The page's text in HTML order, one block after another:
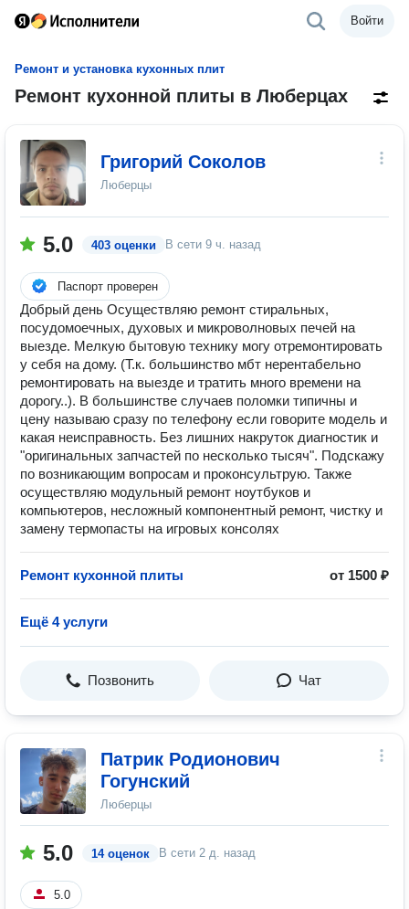
Войти
Ремонт и установка кухонных плит
Ремонт кухонной плиты в Люберцах
Григорий Соколов
Люберцы
5.0 403 оценки В сети 9 ч. назад
Паспорт проверен
Добрый день Осуществляю ремонт стиральных,
посудомоечных, духовых и микроволновых печей на
выезде. Мелкую бытовую технику могу отремонтировать
у себя на дому. (Т.к. большинство мбт нерентабельно
ремонтировать на выезде и тратить много времени на
дорогу..). В большинстве случаев поломки типичны и
цену называю сразу по телефону если говорите модель и
какая неисправность. Без лишних накруток диагностик и
"оригинальных запчастей по несколько тысяч". Подскажу
по возникающим вопросам и проконсультрую. Также
осуществляю модульный ремонт ноутбуков и
компьютеров, несложный компонентный ремонт, чистку и
замену термопасты на игровых консолях
Ремонт кухонной плиты от 1500 ₽
Ещё 4 услуги
Позвонить Чат
Патрик Родионович
Гогунский
Люберцы
5.0 14 оценок В сети 2 д. назад
5.0